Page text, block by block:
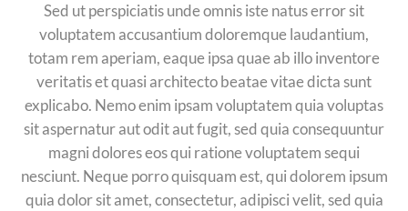
Sed ut perspiciatis unde omnis iste natus error sit
voluptatem accusantium doloremque laudantium,
totam rem aperiam, eaque ipsa quae ab illo inventore
veritatis et quasi architecto beatae vitae dicta sunt
explicabo. Nemo enim ipsam voluptatem quia voluptas
sit aspernatur aut odit aut fugit, sed quia consequuntur
magni dolores eos qui ratione voluptatem sequi
nesciunt. Neque porro quisquam est, qui dolorem ipsum
quia dolor sit amet, consectetur, adipisci velit, sed quia